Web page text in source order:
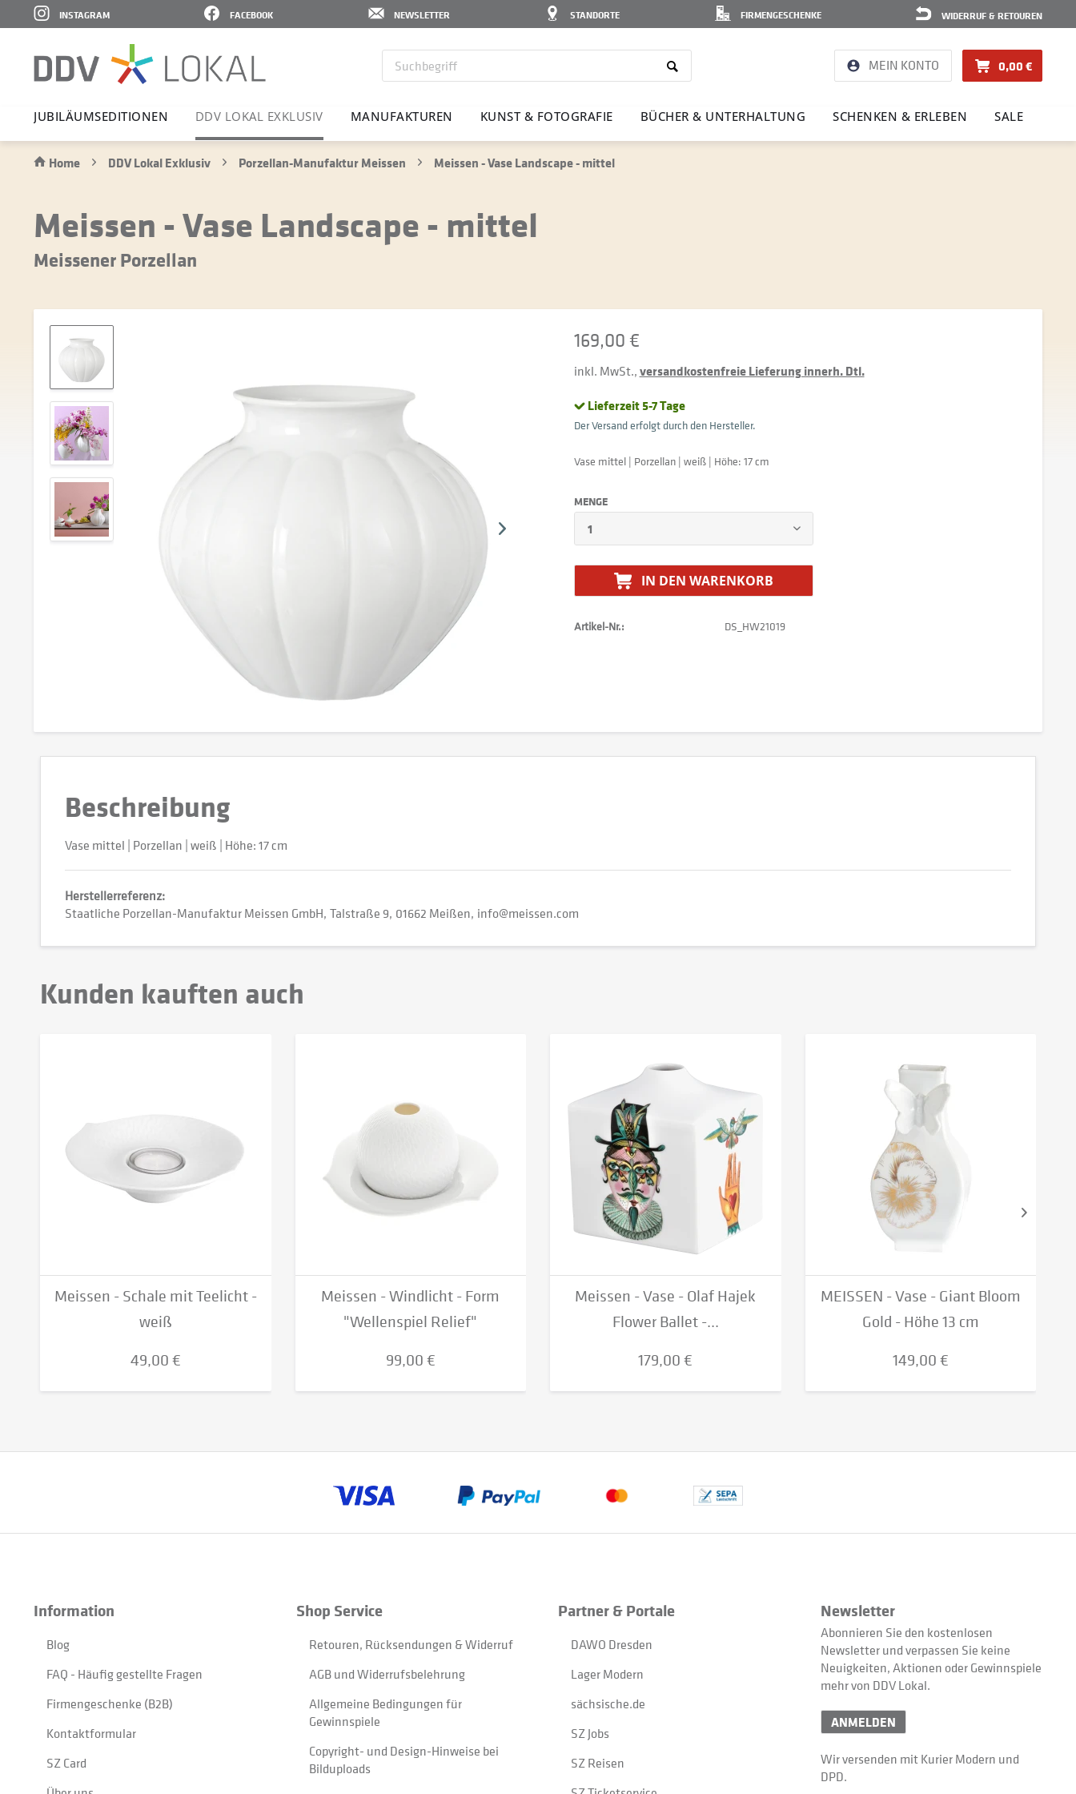
WIDERRUF & RETOUREN
FIRMENGESCHENKE
STANDORTE
NEWSLETTER
FACEBOOK
INSTAGRAM
MEIN KONTO 0,00 €
JUBI­LÄ­UMS­E­DI­TIONEN DDV LOKAL EXKLUSIV MANU­FAK­TUREN KUNST & FOTO­GRAFIE BÜCHER & UNTER­HAL­TUNG SCHENKEN & ERLEBEN SALE
Home DDV Lokal Exklusiv Porzellan-Manufaktur Meissen Meissen - Vase Landscape - mittel
Meissen - Vase Landscape - mittel
Meissener Porzellan
169,00 €
inkl. MwSt.,versandkostenfreie Lieferung innerh. Dtl.
Lieferzeit 5-7 Tage
Der Versand erfolgt durch den Hersteller.
Vase mittel | Porzellan | weiß | Höhe: 17 cm
MENGE
IN DEN WARENKORB
Artikel-Nr.: DS_HW21019
Beschreibung
Vase mittel | Porzellan | weiß | Höhe: 17 cm
Herstellerreferenz:
Staatliche Porzellan-Manufaktur Meissen GmbH Talstraße 9 01662 Meißen info@meissen.com
Kunden kauften auch
Meissen - Schale mit Teelicht -
weiß
49,00 €
Meissen - Windlicht - Form
"Wellenspiel Relief"
99,00 €
Meissen - Vase - Olaf Hajek
Flower Ballet -...
179,00 €
MEISSEN - Vase - Giant Bloom
Gold - Höhe 13 cm
149,00 €
Information
Blog
FAQ - Häufig gestellte Fragen
Firmengeschenke (B2B)
Kontaktformular
SZ Card
Shop Service
Retouren, Rücksendungen & Widerruf
AGB und Widerrufsbelehrung
Allgemeine Bedingungen für
Gewinnspiele
Copyright- und Design-Hinweise bei
Bilduploads
Partner & Portale
DAWO Dresden
Lager Modern
sächsische.de
SZ Jobs
SZ Reisen
Newsletter
Abonnieren Sie den kostenlosen
Newsletter und verpassen Sie keine
Neuigkeiten, Aktionen oder Gewinnspiele
mehr von DDV Lokal.
ANMELDEN
Wir versenden mit Kurier Modern und
DPD.